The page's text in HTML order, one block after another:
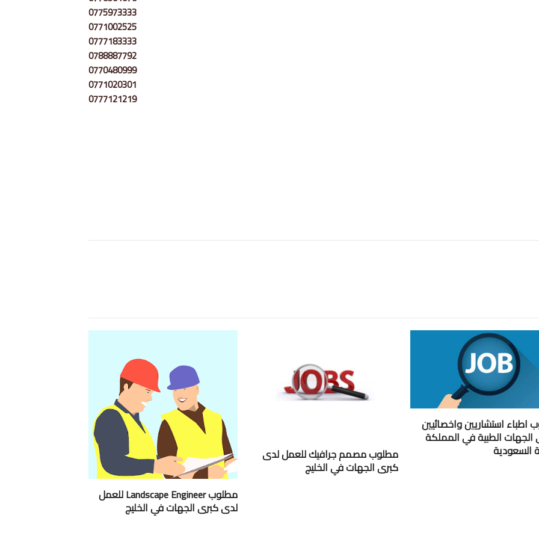
0775973333
0771002525
0777183333
0788887792
0770480999
0771020301
0777121219
اطباء استشاريين واخصائيين
الجهات الطبية في المملكة
السعودية مطلوب مصمم جرافيك للعمل لدى
كبرى الجهات في الخليج
مطلوب Landscape Engineer للعمل
لدى كبرى الجهات في الخليج